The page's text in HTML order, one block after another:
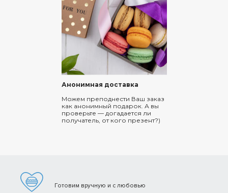
Анонимная доставка
Можем преподнести Ваш заказ
как анонимный подарок. А вы
проверьте — догадается ли
получатель, от кого презент?)
Готовим вручную и с любовью